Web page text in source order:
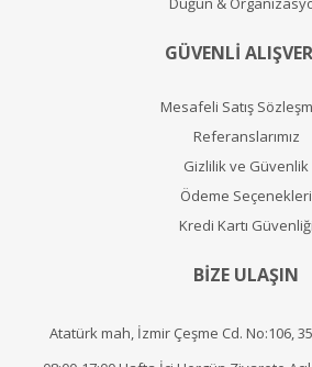
GÜVENLİ
Mesafeli Satış
Referanslarımız
Gizlilik ve Güvenlik
Ödeme Seçenekleri
Kredi Kartı Güvenliği
BİZE ULAŞIN
Atatürk mah, İzmir Çeşme Cd. No:106,